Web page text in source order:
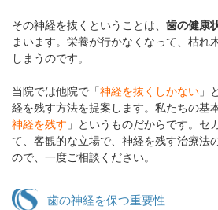
その神経を抜くということは、 歯の健康
まいます。栄養が行かなくなって、枯れ
しまうのです。
当院では他院で「神経を抜くしかない」
経を残す方法を提案します。私たちの基
神経を残す 」というものだからです。セ
て、客観的な立場で、神経を残す治療法
ので、一度ご相談ください。
歯の神経を保つ重要性